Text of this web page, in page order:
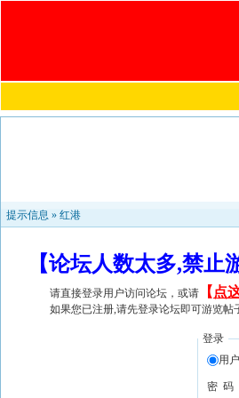
提示信息 » 红港
【论坛人数太多,禁
请直接登录用户访问论坛，或请 【 点
如果您已注册,请先登录论坛即可游览帖
登录
用
密 码